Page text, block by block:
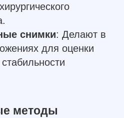
снимки: Делают в
для оценки
методы